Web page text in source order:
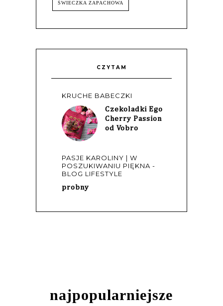
ŚWIECZKA ZAPACHOWA
CZYTAM
KRUCHE BABECZKI
Czekoladki Ego
Cherry Passion
od Vobro
PASJE KAROLINY | W
POSZUKIWANIU PIĘKNA -
BLOG LIFESTYLE
probny
NAJPOPULARNIEJSZE